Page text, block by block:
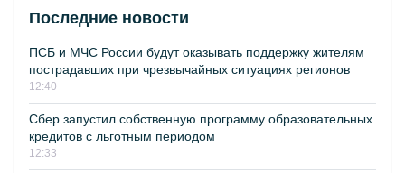
Последние новости
ПСБ и МЧС России будут оказывать поддержку жителям
пострадавших при чрезвычайных ситуациях регионов
12:40
Сбер запустил собственную программу образовательных
кредитов с льготным периодом
12:33